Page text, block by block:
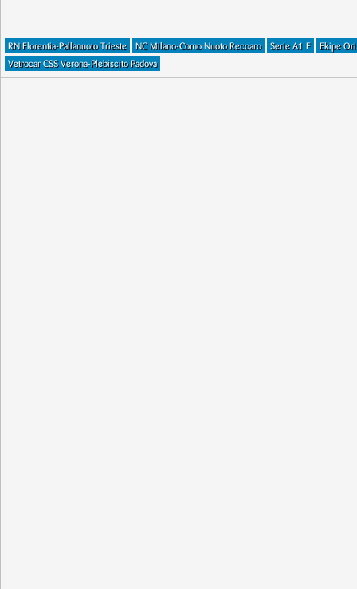
RN Florentia-Pallanuoto Trieste NC Milano-Como Nuoto Recoaro Serie A1 F
Ekipe
Vetrocar CSS Verona-Plebiscito Padova